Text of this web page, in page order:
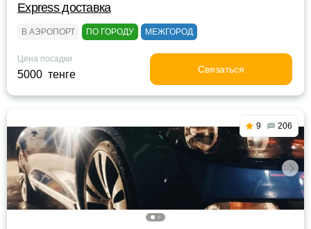
Express доставка
В АЭРОПОРТ ПО ГОРОДУ МЕЖГОРОД
Цена посадки
5000 тенге Связаться
9 206